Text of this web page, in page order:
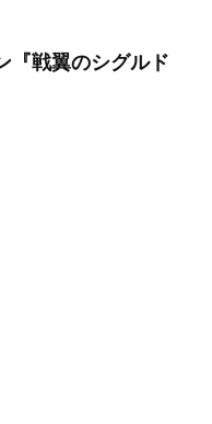
『戦翼のシグルド